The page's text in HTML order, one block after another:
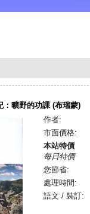
曠野的功課 (布瑞蒙)
作者:
市面價格:
本站特價
每日特價
您節省:
處理時間:
語文 / 裝訂: